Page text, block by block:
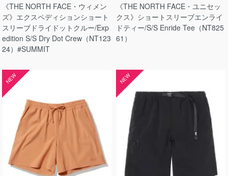
《THE NORTH FACE・ウィメン
ズ》エクスペディションショート
スリーブドライドットクルー/Exp
edition S/S Dry Dot Crew（NT123
24）#SUMMIT
《THE NORTH FACE・ユニセッ
クス》ショートスリーブエンライ
ドティー/S/S Enride Tee（NT825
61）
NEW NEW